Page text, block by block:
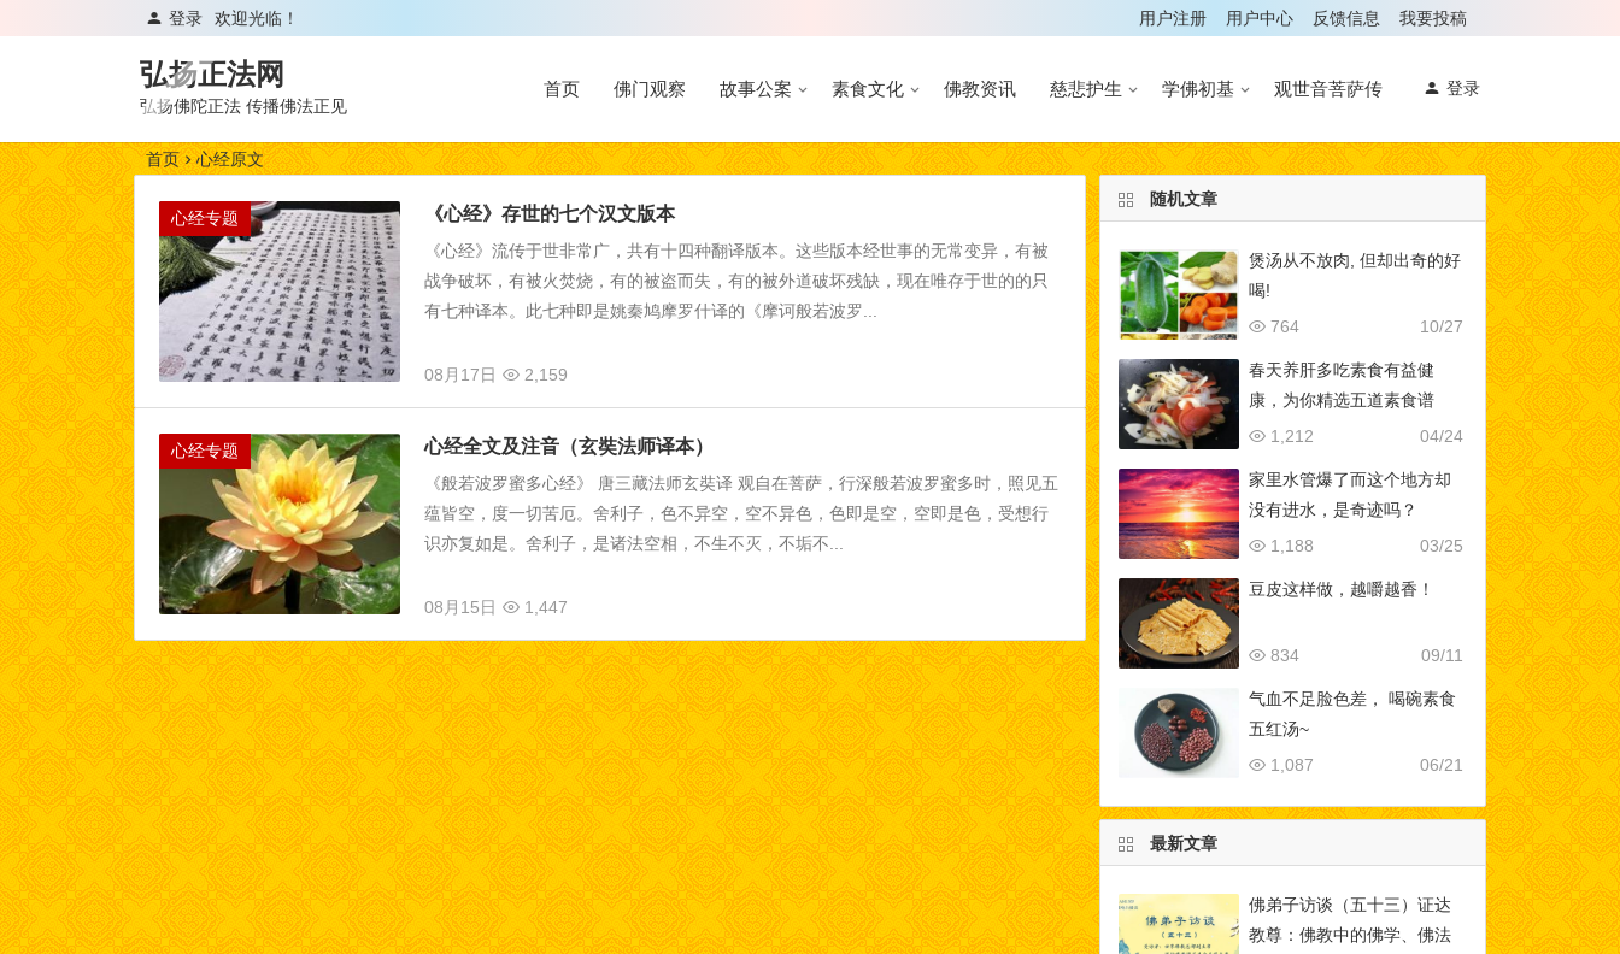
欢迎光临！
登录 用户注册 用户中心 反馈信息 我要投稿
登录
弘扬正法网
弘扬佛陀正法 传播佛法正见
首页 佛门观察 故事公案 素食文化 佛教资讯 慈悲护生 学佛初基 观世音菩萨传
首页 心经原文
心经专题 《心经》存世的七个汉文版本
《心经》流传于世非常广，共有十四种翻译版本。这些版本经世事的无常变异，有被
战争破坏，有被火焚烧，有的被盗而失，有的被外道破坏残缺，现在唯存于世的的只
有七种译本。此七种即是姚秦鸠摩罗什译的《摩诃般若波罗...
08月17日 2,159
心经专题 心经全文及注音（玄奘法师译本）
《般若波罗蜜多心经》 唐三藏法师玄奘译 观自在菩萨，行深般若波罗蜜多时，照见五
蕴皆空，度一切苦厄。舍利子，色不异空，空不异色，色即是空，空即是色，受想行
识亦复如是。舍利子，是诸法空相，不生不灭，不垢不...
08月15日 1,447
随机文章
煲汤从不放肉, 但却出奇的好
喝!
10/27
764
春天养肝多吃素食有益健
康，为你精选五道素食谱
04/24
1,212
家里水管爆了而这个地方却
没有进水，是奇迹吗？
03/25
1,188
豆皮这样做，越嚼越香！
09/11
834
气血不足脸色差， 喝碗素食
五红汤~
06/21
1,087
最新文章
佛弟子访谈（五十三）证达
教尊：佛教中的佛学、佛法